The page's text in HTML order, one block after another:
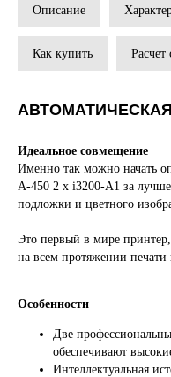
Описание
Как купить Расчет
Идеальное совмещение
Именно так можно начать
A-450 2 x i3200-A1 за
подложки и цветного
Это первый в мире принтер,
на всем протяжении печати
Особенности
Две
обеспечивают
Интеллектуальная